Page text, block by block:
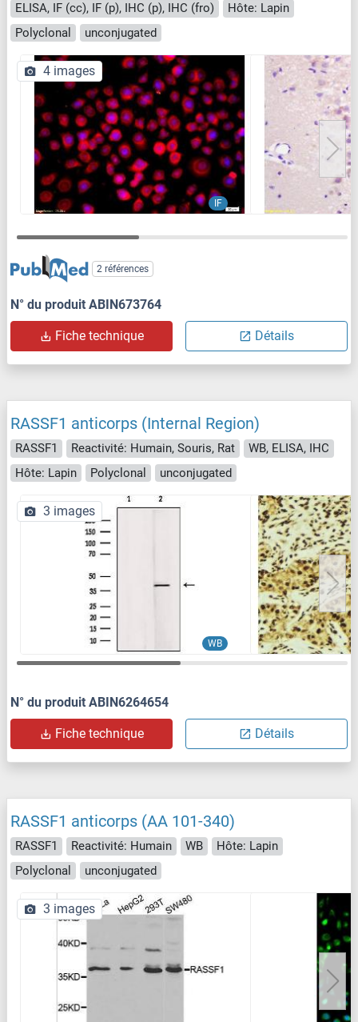
ELISA, IF (cc), IF (p), IHC (p), IHC (fro)
Hôte: Lapin
Polyclonal
unconjugated
IF
4 images
2 références
N° du produit ABIN673764
Fiche technique Détails
RASSF1 anticorps (Internal Region)
RASSF1 Reactivité: Humain, Souris, Rat
WB, ELISA, IHC
Hôte: Lapin
Polyclonal unconjugated
WB
3 images
N° du produit ABIN6264654
Fiche technique Détails
RASSF1 anticorps (AA 101-340)
RASSF1 Reactivité: Humain WB
Hôte: Lapin
Polyclonal
unconjugated
3 images